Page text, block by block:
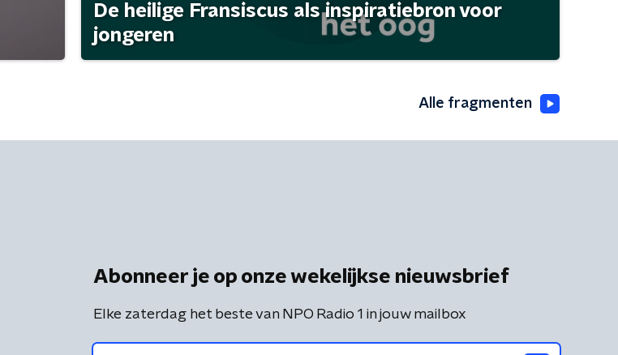
De heilige Fransiscus als inspiratiebron voor
jongeren
Alle fragmenten
Abonneer je op onze wekelijkse nieuwsbrief
Elke zaterdag het beste van NPO Radio 1 in jouw mailbox